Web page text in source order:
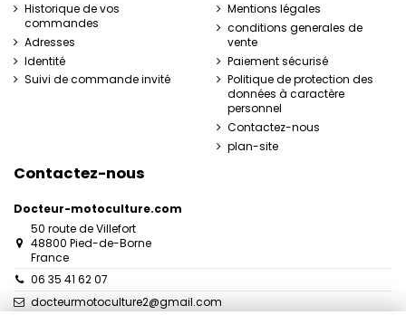
Historique de vos
commandes
Adresses
Identité
Suivi de commande invité
Mentions légales
conditions generales de
vente
Paiement sécurisé
Politique de protection des
données à caractère
personnel
Contactez-nous
plan-site
Contactez-nous
Docteur-motoculture.com
50 route de Villefort
48800 Pied-de-Borne
France
06 35 41 62 07
docteurmotoculture2@gmail.com